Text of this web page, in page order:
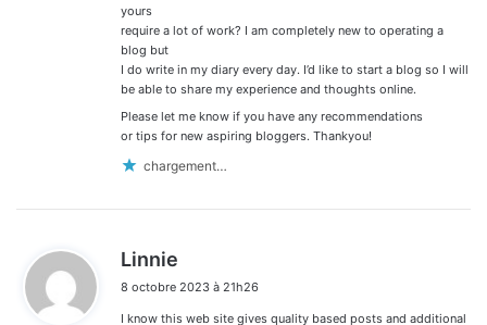
yours
require a lot of work? I am completely new to operating a
blog but
I do write in my diary every day. I’d like to start a blog so I will
be able to share my experience and thoughts online.
Please let me know if you have any recommendations
or tips for new aspiring bloggers. Thankyou!
chargement…
Linnie
t
8 octobre 2023 à 21h26
I know this web site gives quality based posts and additional